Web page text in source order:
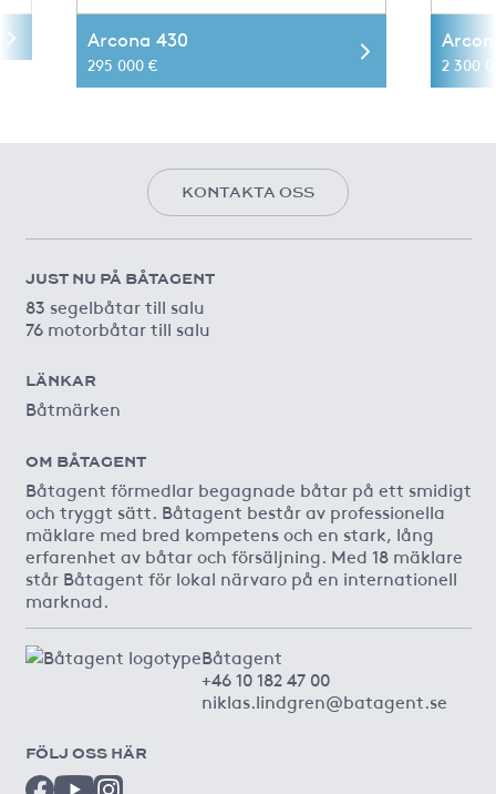
Arcona 430
295 000 € 2 300
KONTAKTA OSS
JUST NU PÅ BÅTAGENT
83 segelbåtar till salu
76 motorbåtar till salu
LÄNKAR
Båtmärken
OM BÅTAGENT
Båtagent förmedlar begagnade båtar på ett smidigt
och tryggt sätt. Båtagent består av professionella
mäklare med bred kompetens och en stark, lång
erfarenhet av båtar och försäljning. Med 18 mäklare
står Båtagent för lokal närvaro på en internationell
marknad.
Båtagent
+46 10 182 47 00
niklas.lindgren@batagent.se
FÖLJ OSS HÄR